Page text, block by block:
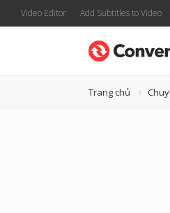
Video Editor Add Subtitles to Video
Trang chủ